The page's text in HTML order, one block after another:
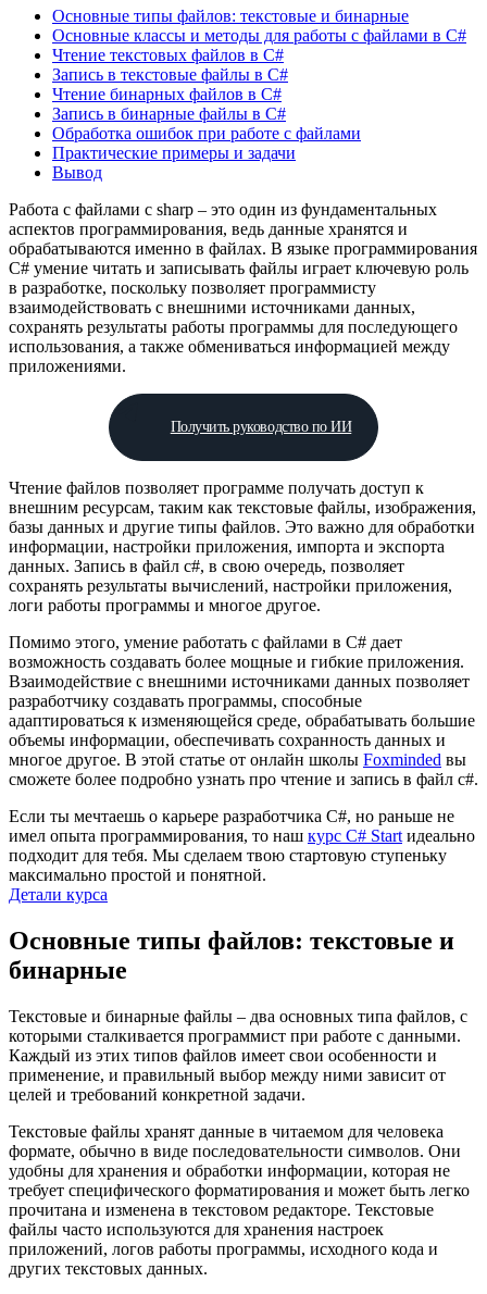
Основные типы файлов: текстовые и бинарные
Основные классы и методы для работы с файлами в C#
Чтение текстовых файлов в C#
Запись в текстовые файлы в C#
Чтение бинарных файлов в C#
Запись в бинарные файлы в C#
Обработка ошибок при работе с файлами
Практические примеры и задачи
Вывод
Работа с файлами c sharp – это один из фундаментальных
аспектов программирования, ведь данные хранятся и
обрабатываются именно в файлах. В языке программирования
C# умение читать и записывать файлы играет ключевую роль
в разработке, поскольку позволяет программисту
взаимодействовать с внешними источниками данных,
сохранять результаты работы программы для последующего
использования, а также обмениваться информацией между
приложениями.
Получить руководство по ИИ
Чтение файлов позволяет программе получать доступ к
внешним ресурсам, таким как текстовые файлы, изображения,
базы данных и другие типы файлов. Это важно для обработки
информации, настройки приложения, импорта и экспорта
данных. Запись в файл c#, в свою очередь, позволяет
сохранять результаты вычислений, настройки приложения,
логи работы программы и многое другое.
Помимо этого, умение работать с файлами в С# дает
возможность создавать более мощные и гибкие приложения.
Взаимодействие с внешними источниками данных позволяет
разработчику создавать программы, способные
адаптироваться к изменяющейся среде, обрабатывать большие
объемы информации, обеспечивать сохранность данных и
многое другое. В этой статье от онлайн школы Foxminded вы
сможете более подробно узнать про чтение и запись в файл c#.
Если ты мечтаешь о карьере разработчика C#, но раньше не
имел опыта программирования, то наш курс C# Start идеально
подходит для тебя. Мы сделаем твою стартовую ступеньку
максимально простой и понятной.
Детали курса
Основные типы файлов: текстовые и
бинарные
Текстовые и бинарные файлы – два основных типа файлов, с
которыми сталкивается программист при работе с данными.
Каждый из этих типов файлов имеет свои особенности и
применение, и правильный выбор между ними зависит от
целей и требований конкретной задачи.
Текстовые файлы хранят данные в читаемом для человека
формате, обычно в виде последовательности символов. Они
удобны для хранения и обработки информации, которая не
требует специфического форматирования и может быть легко
прочитана и изменена в текстовом редакторе. Текстовые
файлы часто используются для хранения настроек
приложений, логов работы программы, исходного кода и
других текстовых данных.